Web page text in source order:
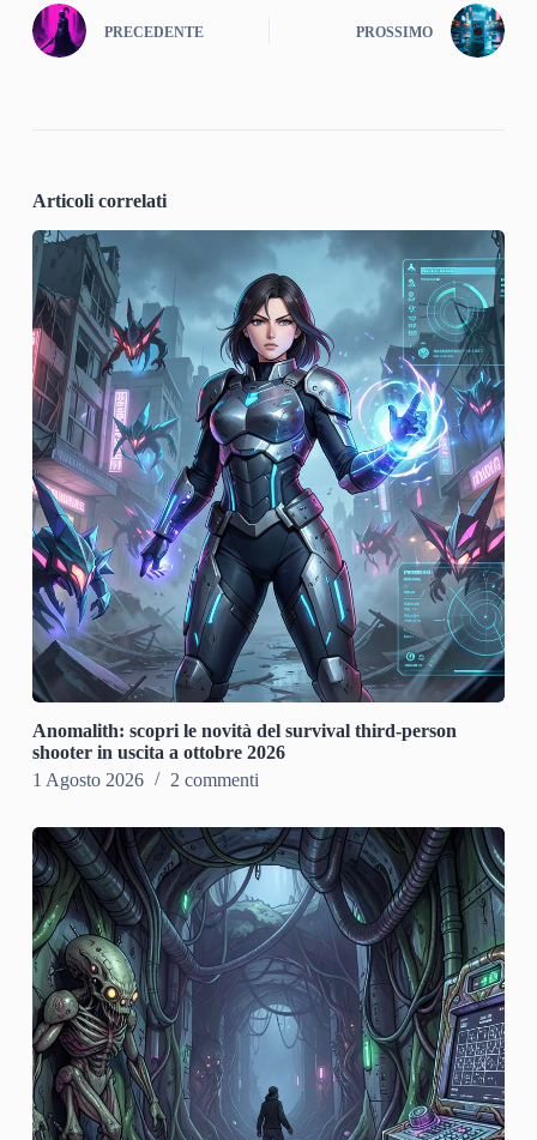
PRECEDENTE PROSSIMO
Articoli correlati
Anomalith: scopri le novità del survival third-person
shooter in uscita a ottobre 2026
1 Agosto 2026
2 commenti